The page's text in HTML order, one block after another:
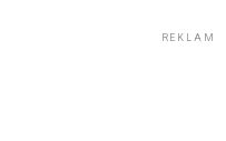
REKLAM